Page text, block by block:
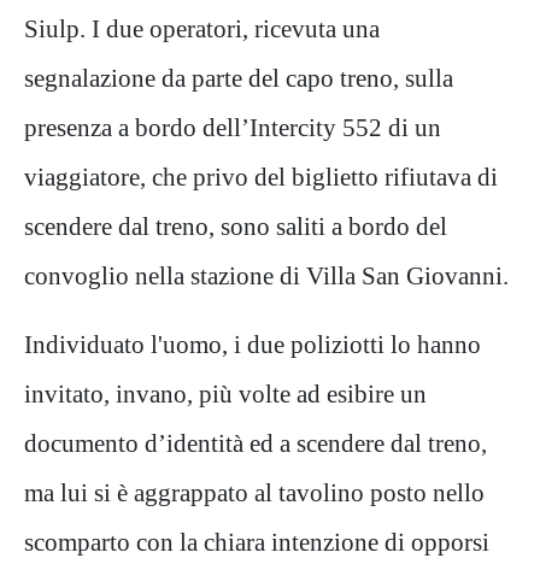
Siulp. I due operatori, ricevuta una
segnalazione da parte del capo treno, sulla
presenza a bordo dell’Intercity 552 di un
viaggiatore, che privo del biglietto rifiutava di
scendere dal treno, sono saliti a bordo del
convoglio nella stazione di Villa San Giovanni.
Individuato l'uomo, i due poliziotti lo hanno
invitato, invano, più volte ad esibire un
documento d’identità ed a scendere dal treno,
ma lui si è aggrappato al tavolino posto nello
scomparto con la chiara intenzione di opporsi